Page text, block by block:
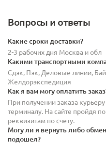
Вопросы и ответы
Какие сроки доставки?
2-3 рабочих дня Москва и обл
Какими транспортными
Сдэк, Пэк, Деловые линии,
Желдорэкспедиция
Как я вам могу оплатить
При получении заказа
терминалу. На сайте пройдя
реквизитам по счету.
Могу ли я вернуть либо
подошел?